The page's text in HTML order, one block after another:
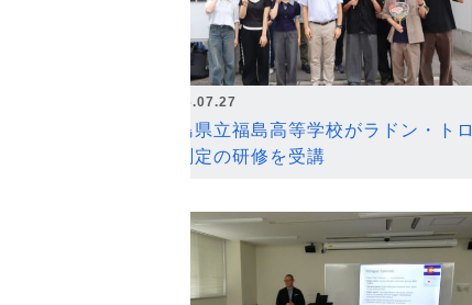
2026.07.27
福島県立福島高等学校がラドン・トロ
ン測定の研修を受講